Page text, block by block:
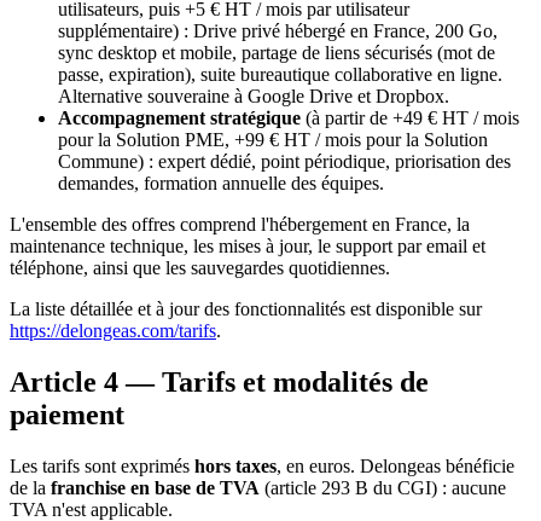
utilisateurs, puis +5 € HT / mois par utilisateur
supplémentaire) : Drive privé hébergé en France, 200 Go,
sync desktop et mobile, partage de liens sécurisés (mot de
passe, expiration), suite bureautique collaborative en ligne.
Alternative souveraine à Google Drive et Dropbox.
Accompagnement stratégique (à partir de +49 € HT / mois
pour la Solution PME, +99 € HT / mois pour la Solution
Commune) : expert dédié, point périodique, priorisation des
demandes, formation annuelle des équipes.
L'ensemble des offres comprend l'hébergement en France, la
maintenance technique, les mises à jour, le support par email et
téléphone, ainsi que les sauvegardes quotidiennes.
La liste détaillée et à jour des fonctionnalités est disponible sur
https://delongeas.com/tarifs.
Article 4 — Tarifs et modalités de
paiement
Les tarifs sont exprimés hors taxes, en euros. Delongeas bénéficie
de la franchise en base de TVA (article 293 B du CGI) : aucune
TVA n'est applicable.